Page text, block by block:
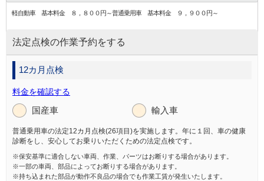
軽自動車 基本料金 ８，８００円～普通乗用車 基本料金 ９，９００円～
法定点検の作業予約をする
12カ月点検
料金を確認する
国産車 輸入車
普通乗用車の法定12カ月点検(26項目)を実施します。年に１回、車の健康
診断をし、安心してお乗りいただくための法定点検です。
※保安基準に適合しない車両、作業、パーツはお断りする場合があります。
※一部の車両、部品によってお断りする場合があります。
※持ち込まれた部品が動作不良品の場合でも作業工賃が発生いたします。